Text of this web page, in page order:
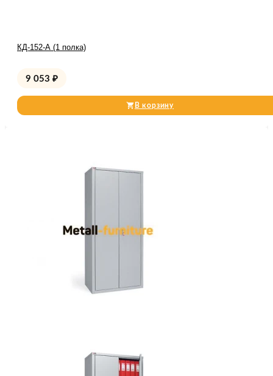
КД-152-А (1 полка)
9 053 ₽
В корзину